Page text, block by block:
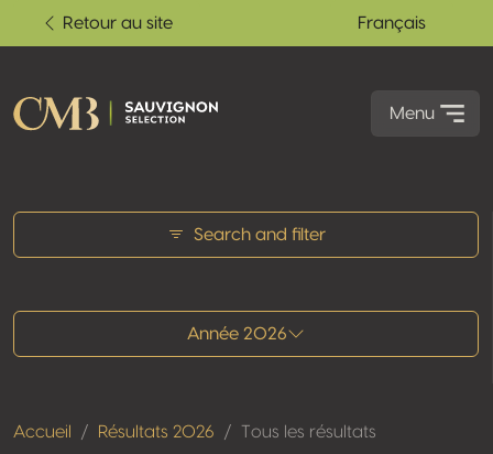
Retour au site Français
Menu
Search and filter
Année 2026
Accueil Résultats 2026 Tous les résultats